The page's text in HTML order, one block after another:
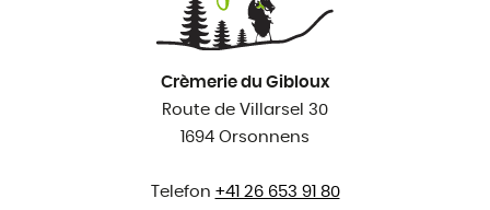
Crèmerie du Gibloux
Route de Villarsel 30
1694 Orsonnens
Telefon +41 26 653 91 80